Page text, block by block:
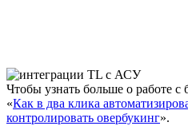
Чтобы узнать больше о работе
«Как в два клика
контролировать овербукинг».